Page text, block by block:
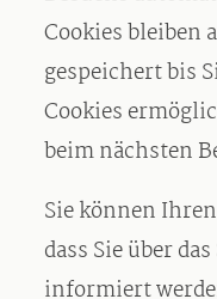
Cookies bleiben
gespeichert bis
Cookies
beim nächsten
Sie können
dass Sie über
informiert